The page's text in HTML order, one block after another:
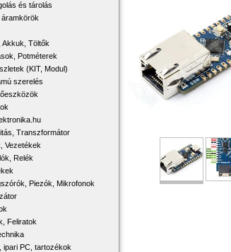
és tárolás
áramkörök
Akkuk, Töltők
Potméterek
(KIT, Modul)
szerelés
Transzformátor
Vezetékek
Relék
Piezók, Mikrofonok
Feliratok
ipari PC, tartozékok